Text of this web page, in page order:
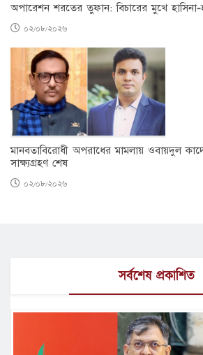
অপারেশন শরতের তুফান: বিচারের মুখে
০২/০৮/২০২৬
মানবতাবিরোধী অপরাধের মামলায় ওবায়দুল
সাক্ষ্যগ্রহণ শেষ
০২/০৮/২০২৬
সর্বশেষ প্রকাশিত